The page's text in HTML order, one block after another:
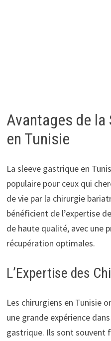
Avantages de la
en Tunisie
La sleeve gastrique en
populaire pour ceux qui
de vie par la chirurgie
bénéficient de l’expertise
de haute qualité, avec une
récupération optimales.
L’Expertise des
Les chirurgiens en Tunisie
une grande expérience
gastrique. Ils sont souvent